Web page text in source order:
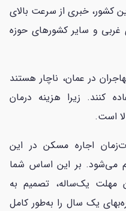
کشور، خبری از سرعت بالای
غربی و سایر کشورهای حوزه
در عمان، ناچار هستند
کنند. زیرا هزینه درمان
است.
اجاره مسکن در این
می‌شود. بر این اساس شما
مهلت یک‌ساله، تصمیم به
یک سال را به‌طور کامل